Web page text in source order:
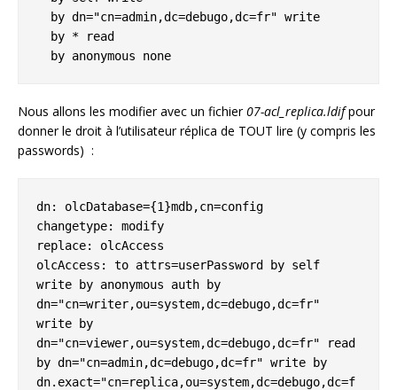
  by anonymous none
Nous allons les modifier avec un fichier07-acl_replica.ldifpour
donner le droit à l’utilisateur réplica de TOUT lire (y compris les
passwords) :
dn: olcDatabase={1}mdb,cn=config
changetype: modify
replace: olcAccess
olcAccess: to attrs=userPassword by self
write by anonymous auth by
dn="cn=writer,ou=system,dc=debugo,dc=fr"
write by
dn="cn=viewer,ou=system,dc=debugo,dc=fr" read
by dn="cn=admin,dc=debugo,dc=fr" write by
dn.exact="cn=replica,ou=system,dc=debugo,dc=f